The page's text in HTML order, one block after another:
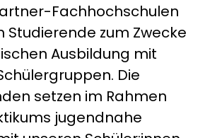
Fachhochschulen
Studierende zum Zwecke
Ausbildung mit
Die
setzen im Rahmen
jugendnahe